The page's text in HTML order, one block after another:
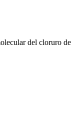
del cloruro de